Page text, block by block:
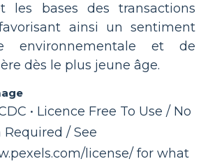
les bases des transactions
ainsi un sentiment
environnementale et de
dès le plus jeune âge.
• Licence Free To Use / No
/ See
license/ for what